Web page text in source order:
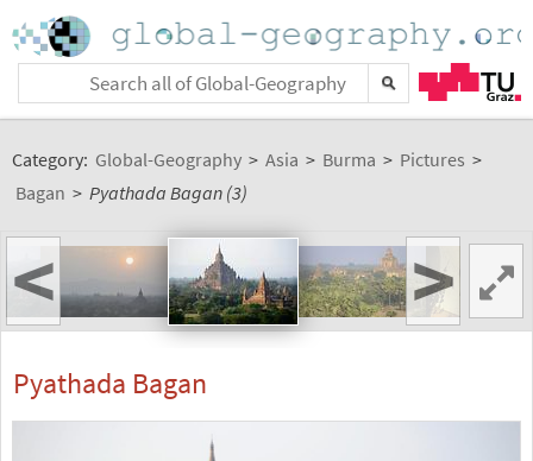
Category: Global-Geography > Asia > Burma > Pictures >
Bagan > Pyathada Bagan (3)
< >
Pyathada Bagan